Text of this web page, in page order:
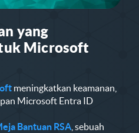
yang
Microsoft
meningkatkan keamanan,
Microsoft Entra ID
Bantuan RSA , sebuah